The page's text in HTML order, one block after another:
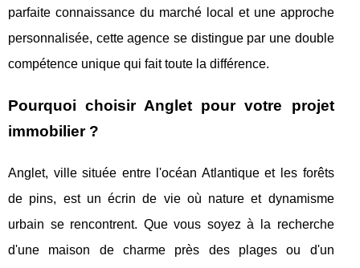
parfaite connaissance du marché local et une approche
personnalisée, cette agence se distingue par une double
compétence unique qui fait toute la différence.
Pourquoi choisir Anglet pour votre projet
immobilier ?
Anglet, ville située entre l'océan Atlantique et les forêts
de pins, est un écrin de vie où nature et dynamisme
urbain se rencontrent. Que vous soyez à la recherche
d'une maison de charme près des plages ou d'un